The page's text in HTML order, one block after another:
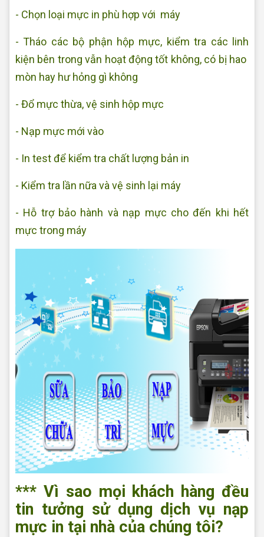
- Chọn loại mực in phù hợp với máy
- Tháo các bộ phận hộp mực, kiểm tra các linh
kiện bên trong vẫn hoạt động tốt không, có bị hao
mòn hay hư hỏng gì không
- Đổ mực thừa, vệ sinh hộp mực
- Nạp mực mới vào
- In test để kiểm tra chất lượng bản in
- Kiểm tra lần nữa và vệ sinh lại máy
- Hỗ trợ bảo hành và nạp mực cho đến khi hết
mực trong máy
*** Vì sao mọi khách hàng đều
tin tưởng sử dụng dịch vụ nạp
mực in tại nhà của chúng tôi?